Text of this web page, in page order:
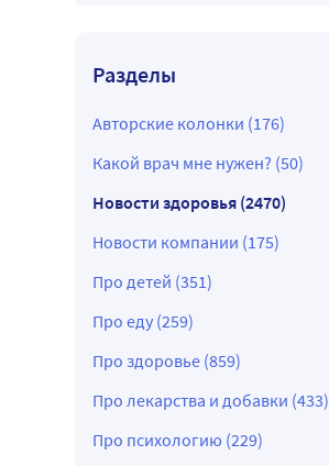
Разделы
Авторские колонки (176)
Какой врач мне нужен? (50)
Новости здоровья (2470)
Новости компании (175)
Про детей (351)
Про еду (259)
Про здоровье (859)
Про лекарства и добавки (433)
Про психологию (229)